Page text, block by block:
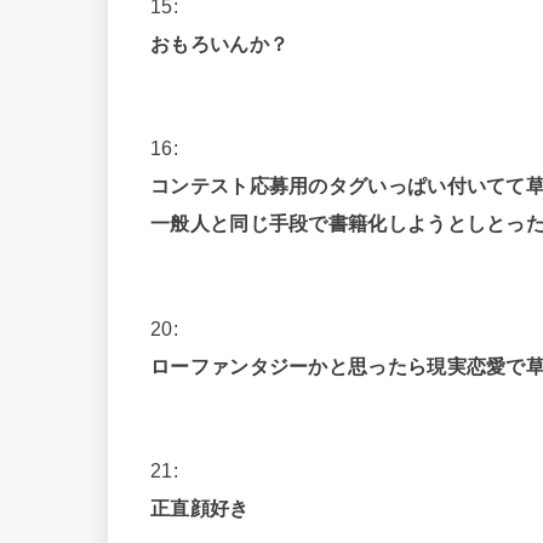
15:
おもろいんか？
16:
コンテスト応募用のタグいっぱい付いてて
一般人と同じ手段で書籍化しようとしとっ
20:
ローファンタジーかと思ったら現実恋愛で
21:
正直顔好き